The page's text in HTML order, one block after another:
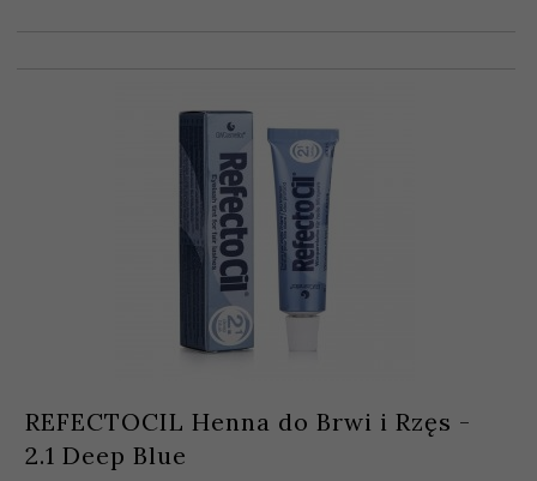
REFECTOCIL Henna do Brwi i Rzęs -
2.1 Deep Blue